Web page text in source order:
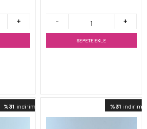
SEPETE EKLE
%31 indirimli %31 indirimli